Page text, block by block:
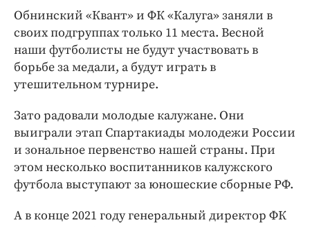
Обнинский «Квант» и ФК «Калуга» заняли в
своих подгруппах только 11 места. Весной
наши футболисты не будут участвовать в
борьбе за медали, а будут играть в
утешительном турнире.
Зато радовали молодые калужане. Они
выиграли этап Спартакиады молодежи России
и зональное первенство нашей страны. При
этом несколько воспитанников калужского
футбола выступают за юношеские сборные РФ.
А в конце 2021 году генеральный директор ФК